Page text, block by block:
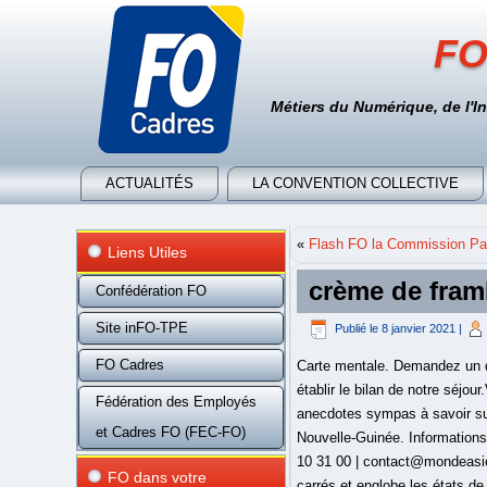
Métiers du Numérique, de
ACTUALITÉS LA CONVENTION COLLECTIVE
Liens Utiles
Confédération FO
Site inFO-TPE
FO Cadres
Fédération des Employés
et Cadres FO (FEC-FO)
FO dans votre
« Flash FO la Commission
crème de
Publié le 8 janvier 2021 |
Carte mentale. Demandez un devis à nos spécialistes Malaisie Borneo Après 32 jours à Bornéo et aux alentours, nous pouvons enfin établir le bilan de notre séjour.Voici donc le détail de notre budget sur place, quelques chiffres clés, nos tops ainsi que quelques anecdotes sympas à savoir sur ces pays !. Bornéo est la quatrième plus grande île du monde après l'Australie, le Groenland et la Nouvelle-Guinée. Informations, cartes et statistiques sur les populations et les pays du monde. Write CSS OR LESS and hit save. 01 53 10 31 00 | contact@mondeasie.com Sabah Sarawak Sabah. La péninsule de Malaisie s’étend sur une superficie de 329 750 kilomètres carrés et englobe les états de Perlis, Kelantan, Kedah, Terengganu, Pinang, Perak, Pahang, Negeri Sem… Élargissez votre recherche dans Universalis. Carte de Bornéo. East Malaysia - Sabah & Sarawak Brunei Darussalam. Demande de devis personnalisé. Carte Indonésie : Plan Indonésie - … Voir plus d'idées sur le thème peuple autochtone, bornéo, carte vietnam. Partir à Sumatra Sumatra a conservé ses paysages sauvages. Bornéo carte du monde Carte de Bornéo Monde du Voyag . Ile située au Sud-Ouest de l' océan Pacifique, Bornéo est la troisième plus grande île du monde, après le Groenland et la Nouvelle-Guinée . A l’exception du Mont Kinabalu, dans la région de Sabah, l’altitude reste modérée et oscille entre 1 000 et 2 000 mètres. Voyage Kuching sur mesure, séjour Kuching à la carte - Voyageurs du Monde VOTRE ITINÉRAIRE (1 sur 5) Monde du Voyage vous informe sur la destination Bornéo. De combien de coeurs est composé le corps humain (tapez un chiffre) *. L'agence de voyages et nos partenaires sont cités régulièrement dans la presse française Internet, magazines, journaux, télévisions, radios. La Mer de Chine. - Superficie : Sarawak : 125 000 km². Voyage Bornéo sur mesure, séjour Bornéo à la carte - Voyageurs du Monde Découvrez les offres de voyages Bornéo de Voyageurs du Monde, l'agence de voyage sur mesure spécialiste des circuits, séjours, autotours, week-ends. Learn how to create your own. On peut voir le relief sur la carte de la Malaisie. Qualité & prix, réservez en toute confiance les